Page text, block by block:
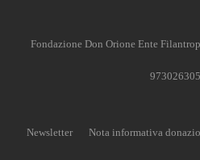
Fondazione Don Orione Ente
Newsletter Nota informativa